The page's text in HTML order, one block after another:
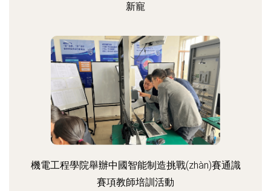
新寵
機電工程學院舉辦中國智能制造挑戰(zhàn)賽通識
賽項教師培訓活動